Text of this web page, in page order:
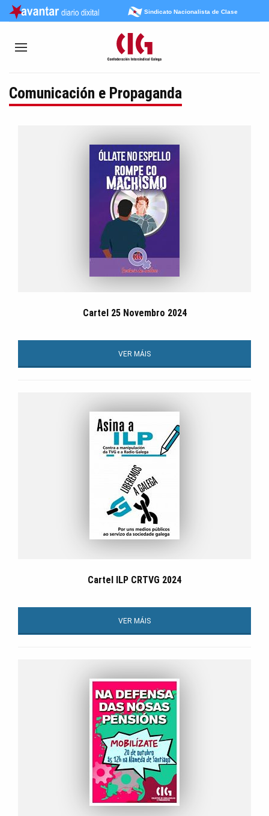
Sindicato Nacionalista de Clase
Comunicación e Propaganda
Cartel 25 Novembro 2024
VER MÁIS
Cartel ILP CRTVG 2024
VER MÁIS